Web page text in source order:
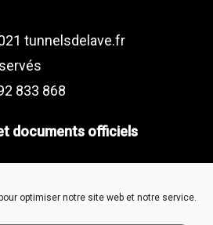
optimiser notre site web et notre service.
tunnelsdelave.fr
833 868
documents officiels